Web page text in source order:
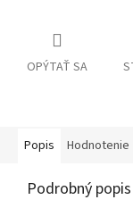
OPÝTAŤ SA
Popis Hodnotenie
Podrobný popis